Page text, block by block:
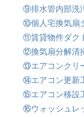
⑨排水管内部洗
⑩個人宅換気扇
⑪賃貸物件ダク
⑫換気扇分解清
⑬エアコンクリ
⑭エアコン更新
⑮エアコン移設
⑯ウォッシュレ